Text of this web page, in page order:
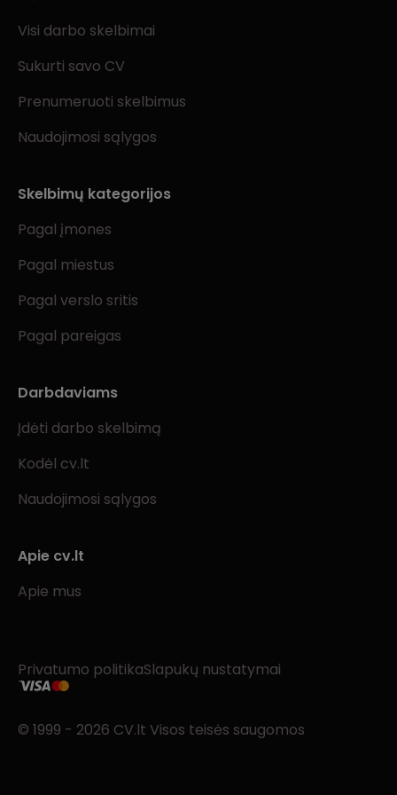
Visi darbo skelbimai
Sukurti savo CV
Prenumeruoti skelbimus
Naudojimosi sąlygos
Skelbimų kategorijos
Pagal įmones
Pagal miestus
Pagal verslo sritis
Pagal pareigas
Darbdaviams
Įdėti darbo skelbimą
Kodėl cv.lt
Naudojimosi sąlygos
Apie cv.lt
Apie mus
Privatumo politikaSlapukų nustatymai
© 1999 - 2026 CV.lt Visos teisės saugomos